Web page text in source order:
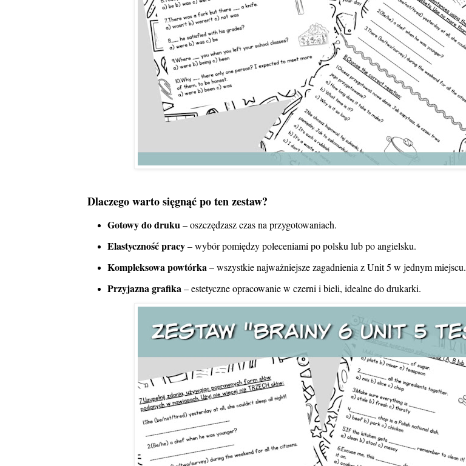
Dlaczego warto sięgnąć po ten zestaw?
Gotowy do druku – oszczędzasz czas na przygotowaniach.
Elastyczność pracy– wybór pomiędzy poleceniami po polsku lub po angielsku.
Kompleksowa powtórka– wszystkie najważniejsze zagadnienia z Unit 5 w jednym miejscu.
Przyjazna grafika– estetyczne opracowanie w czerni i bieli, idealne do drukarki.